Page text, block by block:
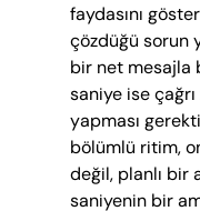
faydasını
çözdüğü sorun
bir net mesajla
saniye ise
yapması
bölümlü ritim,
değil, planlı bir
saniyenin bir